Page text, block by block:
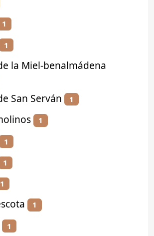
1
1
la Miel-benalmádena
San Serván 1
1
1
1
1
1
1